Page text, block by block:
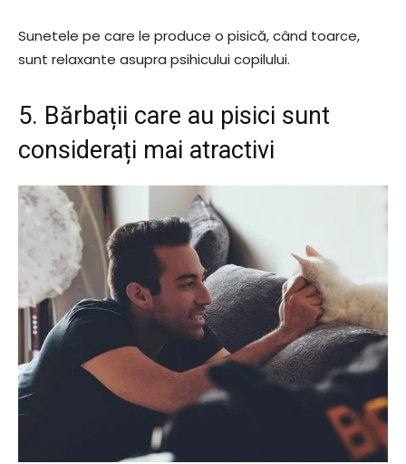
Sunetele pe care le produce o pisică, când toarce,
sunt relaxante asupra psihicului copilului.
5. Bărbații care au pisici sunt
considerați mai atractivi